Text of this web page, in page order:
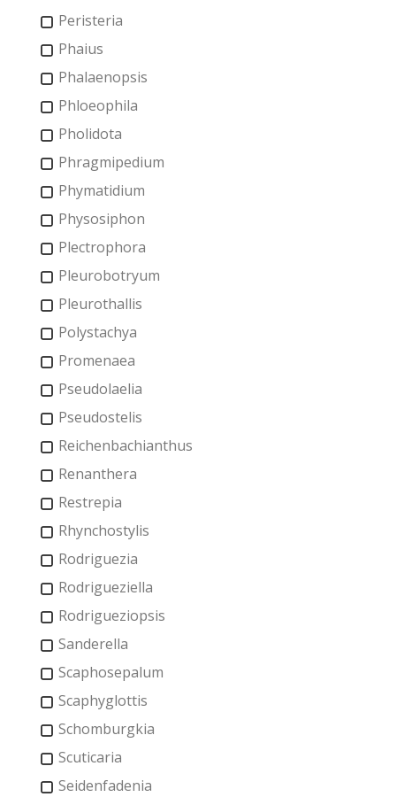
Peristeria
Phaius
Phalaenopsis
Phloeophila
Pholidota
Phragmipedium
Phymatidium
Physosiphon
Plectrophora
Pleurobotryum
Pleurothallis
Polystachya
Promenaea
Pseudolaelia
Pseudostelis
Reichenbachianthus
Renanthera
Restrepia
Rhynchostylis
Rodriguezia
Rodrigueziella
Rodrigueziopsis
Sanderella
Scaphosepalum
Scaphyglottis
Schomburgkia
Scuticaria
Seidenfadenia